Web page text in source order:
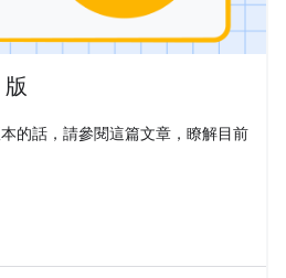
的話，請參閱這篇文章，瞭解目前